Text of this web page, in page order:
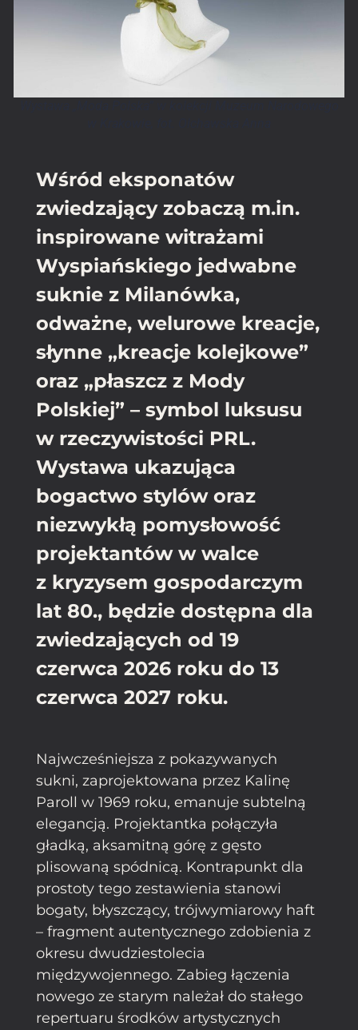
Wśród eksponatów
zwiedzający zobaczą m.in.
inspirowane witrażami
Wyspiańskiego jedwabne
suknie z Milanówka,
odważne, welurowe kreacje,
słynne „kreacje kolejkowe”
oraz „płaszcz z Mody
Polskiej” – symbol luksusu
w rzeczywistości PRL.
Wystawa ukazująca
bogactwo stylów oraz
niezwykłą pomysłowość
projektantów w walce
z kryzysem gospodarczym
lat 80., będzie dostępna dla
zwiedzających od 19
czerwca 2026 roku do 13
czerwca 2027 roku.
Najwcześniejsza z pokazywanych
sukni, zaprojektowana przez Kalinę
Paroll w 1969 roku, emanuje subtelną
elegancją. Projektantka połączyła
gładką, aksamitną górę z gęsto
plisowaną spódnicą. Kontrapunkt dla
prostoty tego zestawienia stanowi
bogaty, błyszczący, trójwymiarowy haft
– fragment autentycznego zdobienia z
okresu dwudziestolecia
międzywojennego. Zabieg łączenia
nowego ze starym należał do stałego
repertuaru środków artystycznych